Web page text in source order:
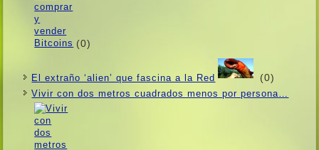
(0)
El extraño ‘alien’ que fascina a la Red (0)
Vivir con dos metros cuadrados menos por persona…